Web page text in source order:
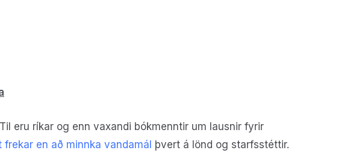
Til eru ríkar og enn vaxandi bókmenntir um lausnir fyrir
en að minnka vandamál þvert á lönd og starfsstéttir.